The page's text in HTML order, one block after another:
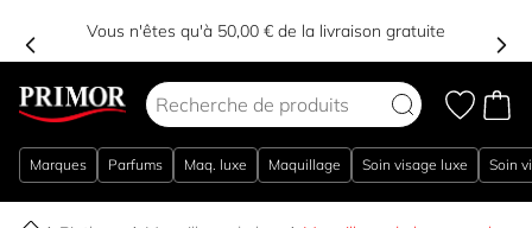
Vous n'êtes qu'à 50,00 € de la livraison gratuite
Marques Parfums Maq. luxe Maquillage Soin visage luxe Soin